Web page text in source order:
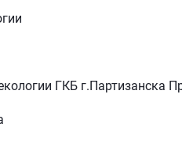
ГКБ г.Партизанска